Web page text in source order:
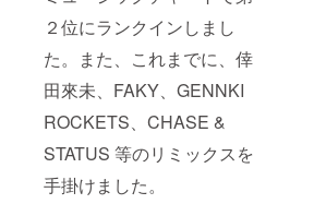
２位にランクインしまし
た。また、これまでに、倖
田來未、FAKY、GENNKI
ROCKETS、CHASE &
STATUS 等のリミックスを
手掛けました。